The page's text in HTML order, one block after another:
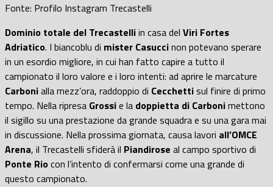
Fonte: Profilo Instagram Trecastelli
Dominio totale del Trecastelliin casa del Viri Fortes
Adriatico. I biancoblu di mister Casuccinon potevano sperare
in un esordio migliore, in cui han fatto capire a tutto il
campionato il loro valore e i loro intenti: ad aprire le marcature
Carbonialla mezz’ora, raddoppio di Cecchettisul finire di primo
tempo. Nella ripresa Grossie la doppietta di Carbonimettono
il sigillo su una prestazione da grande squadra e su una gara mai
in discussione. Nella prossima giornata, causa lavori all’OMCE
Arena, il Trecastelli sfiderà il Piandirose al campo sportivo di
Ponte Riocon l’intento di confermarsi come una grande di
questo campionato.